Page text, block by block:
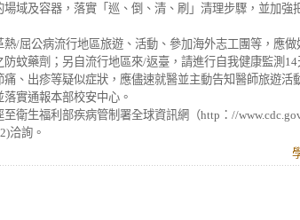
域及容器，落實「巡、倒、清、刷」清理步驟，並加強
/屈公病流行地區旅遊、活動、參加海外志工團等，應
蚊藥劑；另自流行地區來/返臺，請進行自我健康監測
、出疹等疑似症狀，應儘速就醫並主動告知醫師旅遊活
實通報本部校安中心。
衛生福利部疾病管制署全球資訊網（http：//
洽詢。